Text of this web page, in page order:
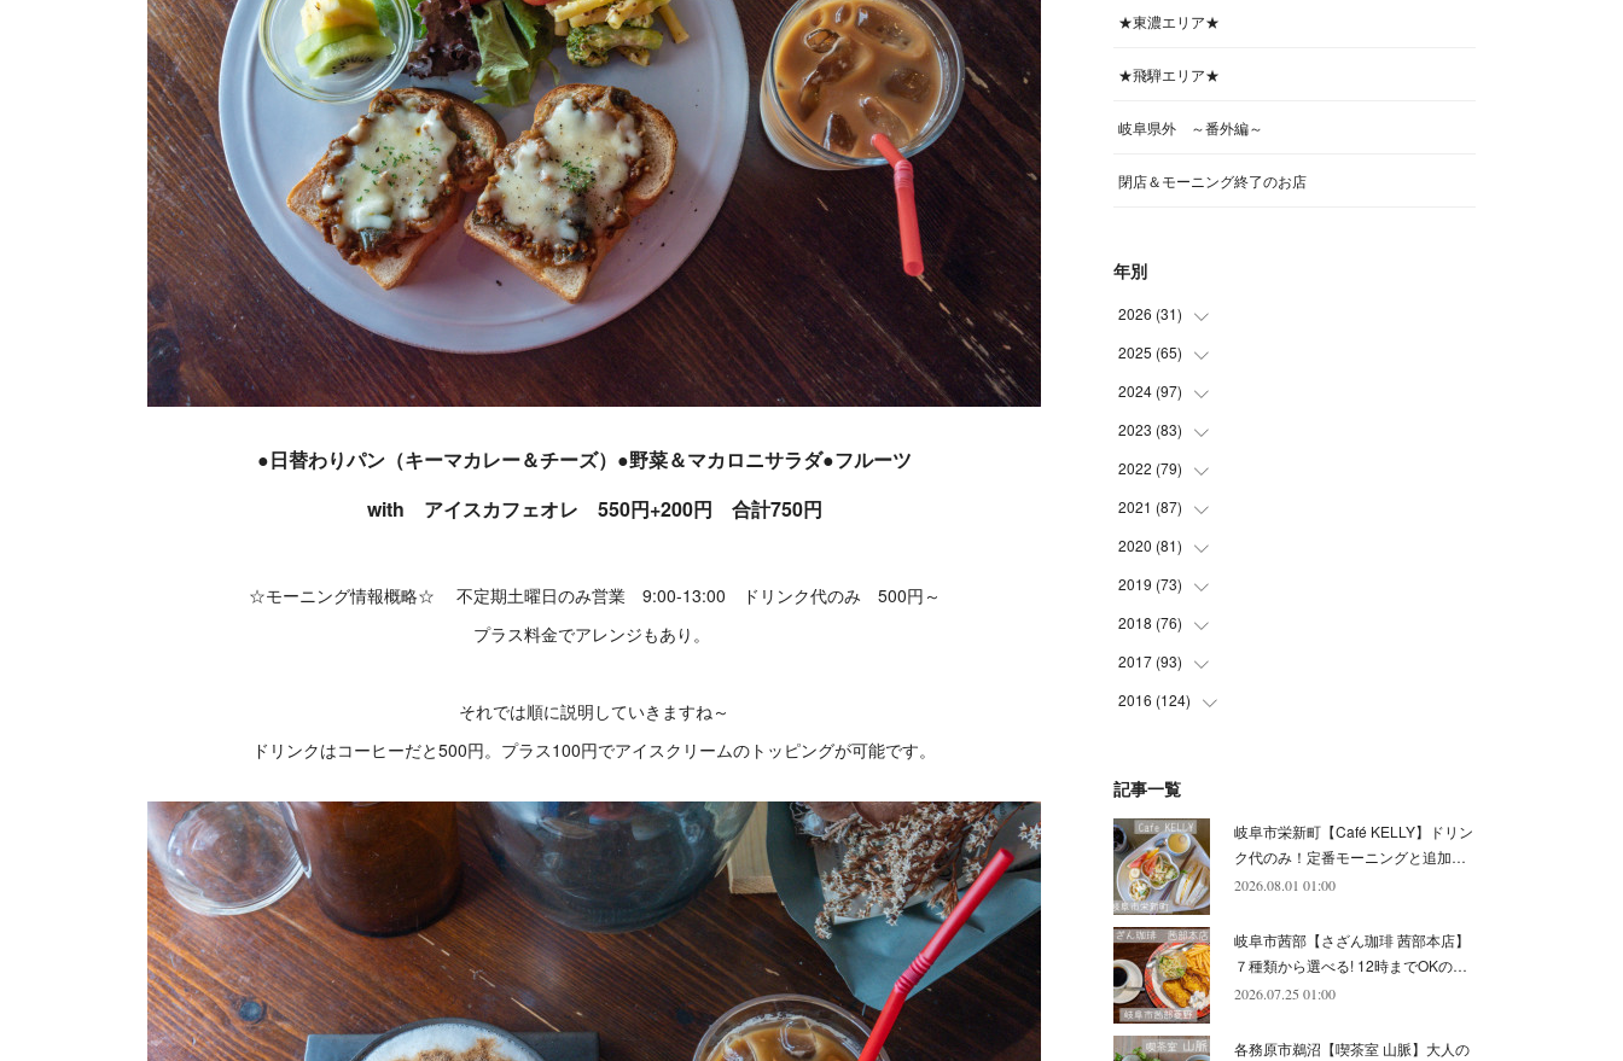
●日替わりパン（キーマカレー＆チーズ）●野菜＆マカロニサラダ●フルーツ
with アイスカフェオレ 550円+200円 合計750円
☆モーニング情報概略☆ 不定期土曜日のみ営業 9:00-13:00 ドリンク代のみ 500円～
プラス料金でアレンジもあり。
それでは順に説明していきますね～
ドリンクはコーヒーだと500円。プラス100円でアイスクリームのトッピングが可能です。
★東濃エリア★
★飛騨エリア★
岐阜県外 ～番外編～
閉店＆モーニング終了のお店
年別
2026 (31)
(4
(4
(5
(4
(5
(4
(5
2025 (65)
(5
(6
(6
(6
(5
(4
(5
(7
(7
2024 (97)
(5
(7
(7
(8
(9
(8
(11
(8)
(6
(10)
2023 (83)
(6
(7
(7
(9
(8
(7
(7)
(5
(6)
(8)
2022 (79)
(4
(8
(10
)
(7
(8
(9)
(4)
(6)
2021 (87)
(12
)
(9
(11
)
(1
(6)
( 7)
(9)
(2)
2020 (81)
(10
)
(11
)
(8
(7)
(5)
(1)
(8)
(4)
(7)
2019 (73)
(4
(6
(4)
(5)
(4)
(4)
(10)
(10)
(6)
2018 (76)
(9
(3)
(8)
(7)
(6)
(5)
(6)
(8)
2017 (93)
(7)
(8)
(8)
(8)
(9)
(9)
(9)
2016 (124)
(10)
(12)
(16)
(9)
(13)
(8)
記事一覧
岐阜市栄新町【Café KELLY】ドリン
ク代のみ！定番モーニングと追加…
2026.08.01 01:00
岐阜市茜部【さざん珈琲 茜部本店】
７種類から選べる! 12時までOKの…
2026.07.25 01:00
各務原市鵜沼【喫茶室 山脈】大人の